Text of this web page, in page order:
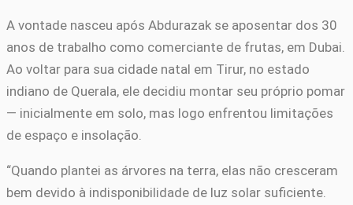
A vontade nasceu após Abdurazak se aposentar dos 30
anos de trabalho como comerciante de frutas, em Dubai.
Ao voltar para sua cidade natal em Tirur, no estado
indiano de Querala, ele decidiu montar seu próprio pomar
— inicialmente em solo, mas logo enfrentou limitações
de espaço e insolação.
“Quando plantei as árvores na terra, elas não cresceram
bem devido à indisponibilidade de luz solar suficiente.